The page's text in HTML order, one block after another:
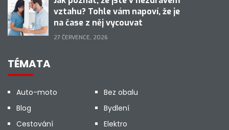
vztahu? Tohle vám napoví, že je
na čase z něj vycouvat
27 ČERVENCE, 2026
TÉMATA
Auto-moto
Bez obalu
Blog
Bydlení
Cestování
Elektro